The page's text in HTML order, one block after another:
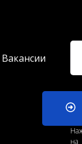
Вакансии
на